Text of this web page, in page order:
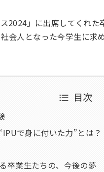
2024」に出席してくれ
会人となった今学生に求
目次
で身に付いた力”とは？
卒業生たちの、今後の夢